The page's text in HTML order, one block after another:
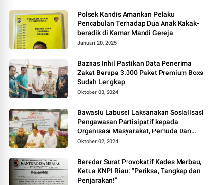
Polsek Kandis Amankan Pelaku
Pencabulan Terhadap Dua Anak Kakak-
beradik di Kamar Mandi Gereja
Januari 20, 2025
Baznas Inhil Pastikan Data Penerima
Zakat Berupa 3.000 Paket Premium Boxs
Sudah Lengkap
Oktober 03, 2024
Bawaslu Labusel Laksanakan Sosialisasi
Pengawasan Partisipatif kepada
Organisasi Masyarakat, Pemuda Dan
Agama Pada pilkada Serentak 2024
Oktober 02, 2024
Beredar Surat Provokatif Kades Merbau,
Ketua KNPI Riau: "Periksa, Tangkap dan
Penjarakan!"